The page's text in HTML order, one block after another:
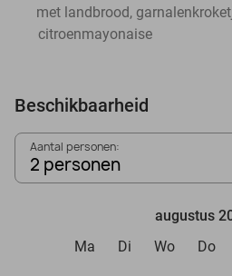
met landbrood,
citroenmayonaise
Beschikbaarheid
Aantal personen:
2 personen
augustus
Ma
Di Wo Do